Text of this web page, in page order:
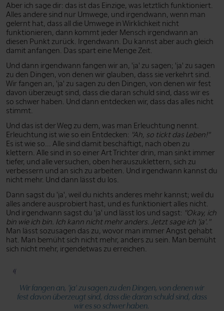
Aber ich sage dir: das ist das Einzige, was letztlich funktioniert.
Alles andere sind nur Umwege, und irgendwann, wenn man
gelernt hat, dass all die Umwege in Wirklichkeit nicht
funktionieren, dann kommt jeder Mensch irgendwann an
diesen Punkt zurück. Irgendwann. Du kannst aber auch gleich
damit anfangen. Das spart eine Menge Zeit.
Und dann irgendwann fangen wir an, 'ja' zu sagen; 'ja' zu sagen
zu den Dingen, von denen wir glauben, dass sie verkehrt sind.
Wir fangen an, 'ja' zu sagen zu den Dingen, von denen wir fest
davon überzeugt sind, dass die daran schuld sind, dass wir es
so schwer haben. Und dann entdecken wir, dass das alles nicht
stimmt.
Und das ist der Weg zu dem, was man Erleuchtung nennt.
Erleuchtung ist wie so ein Entdecken: "Ah, so tickt das Leben!"
Es ist wie so... Alle sind damit beschäftigt, nach oben zu
klettern. Alle sind in so einer Art Trichter drin, man sinkt immer
tiefer, und alle versuchen, oben herauszuklettern, sich zu
verbessern und an sich zu arbeiten. Und irgendwann kannst du
nicht mehr. Und dann lässt du los.
Dann sagst du 'ja', weil du nichts anderes mehr kannst; weil du
alles andere ausprobiert hast, und es funktioniert alles nicht.
Und irgendwann sagst du 'ja' und lässt los und sagst: "Okay, ich
bin wie ich bin. Ich kann nicht mehr anders. Jetzt sage ich 'ja'."
Man lässt sozusagen das zu, wovor man immer Angst gehabt
hat. Man bemüht sich nicht mehr, anders zu sein. Man bemüht
sich nicht mehr, irgendetwas zu erreichen.
Wir fangen an, 'ja' zu sagen zu den Dingen, von denen wir
fest davon überzeugt sind, dass die daran schuld sind, dass
wir es so schwer haben.